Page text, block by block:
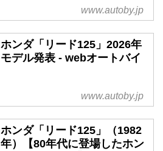
www.autoby.jp
ホンダ「リード125」2026年
モデル発表 - webオートバイ
www.autoby.jp
ホンダ「リード125」（1982
年）【80年代に登場したホン